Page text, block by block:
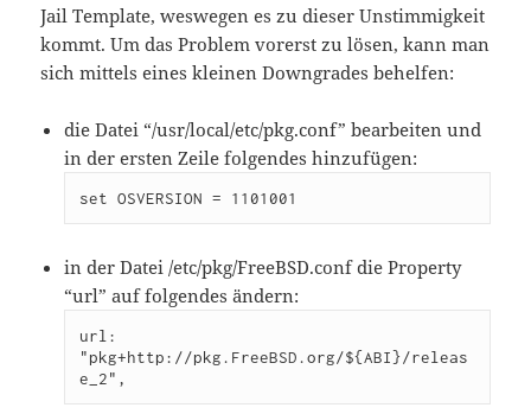
Jail Template, weswegen es zu dieser Unstimmigkeit
kommt. Um das Problem vorerst zu lösen, kann man
sich mittels eines kleinen Downgrades behelfen:
die Datei “/usr/local/etc/pkg.conf” bearbeiten und
in der ersten Zeile folgendes hinzufügen:
set OSVERSION = 1101001
in der Datei /etc/pkg/FreeBSD.conf die Property
“url” auf folgendes ändern:
url:
"pkg+http://pkg.FreeBSD.org/${ABI}/releas
e_2",